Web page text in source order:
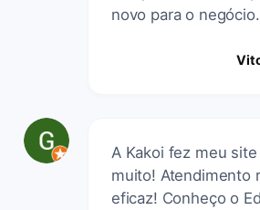
novo para o negócio.
A Kakoi fez meu
muito! Atendimento
eficaz! Conheço o